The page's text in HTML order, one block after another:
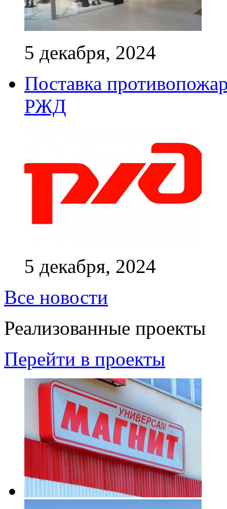
5 декабря, 2024
Поставка
РЖД
5 декабря, 2024
Все новости
Реализованные проекты
Перейти в проекты